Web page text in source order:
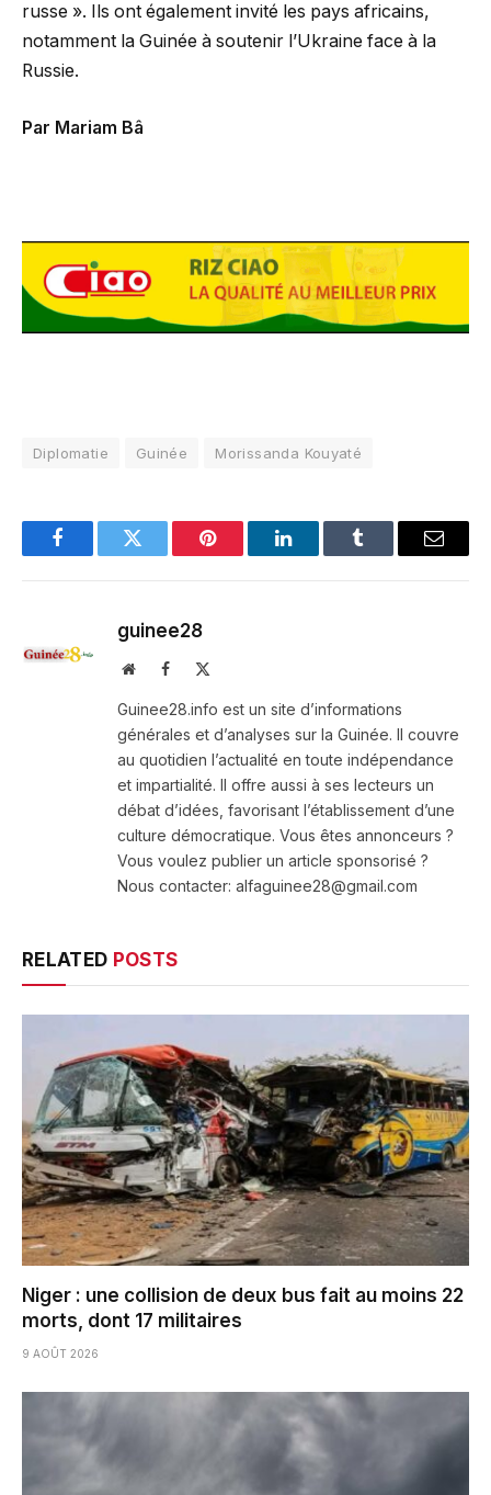
russe ». Ils ont également invité les pays africains,
notamment la Guinée à soutenir l’Ukraine face à la
Russie.
Par Mariam Bâ
Diplomatie Guinée Morissanda Kouyaté
FacebookTwitter Pinterest LinkedInTumblr Email
guinee28
WebsiteFacebook
Guinee28.info est un site d’informations
générales et d’analyses sur la Guinée. Il couvre
au quotidien l’actualité en toute indépendance
et impartialité. Il offre aussi à ses lecteurs un
débat d’idées, favorisant l’établissement d’une
culture démocratique. Vous êtes annonceurs ?
Vous voulez publier un article sponsorisé ?
Nous contacter: alfaguinee28@gmail.com
RELATED POSTS
Niger : une collision de deux bus fait au moins 22
morts, dont 17 militaires
9 AOÛT 2026